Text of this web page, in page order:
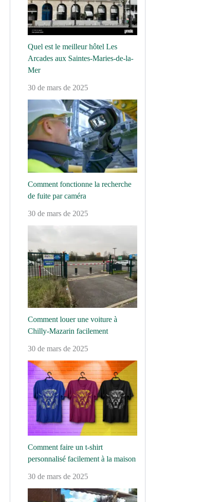
Quel est le meilleur hôtel Les
Arcades aux Saintes-Maries-de-la-
Mer
30 de mars de 2025
Comment fonctionne la recherche
de fuite par caméra
30 de mars de 2025
Comment louer une voiture à
Chilly-Mazarin facilement
30 de mars de 2025
Comment faire un t-shirt
personnalisé facilement à la maison
30 de mars de 2025